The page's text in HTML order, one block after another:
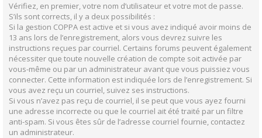
Vérifiez, en premier, votre nom d’utilisateur et votre mot de passe.
S’ils sont corrects, il y a deux possibilités :
Si la gestion COPPA est active et si vous avez indiqué avoir moins de
13 ans lors de l’enregistrement, alors vous devrez suivre les
instructions reçues par courriel. Certains forums peuvent également
nécessiter que toute nouvelle création de compte soit activée par
vous-même ou par un administrateur avant que vous puissiez vous
connecter. Cette information est indiquée lors de l’enregistrement. Si
vous avez reçu un courriel, suivez ses instructions.
Si vous n’avez pas reçu de courriel, il se peut que vous ayez fourni
une adresse incorrecte ou que le courriel ait été traité par un filtre
anti-spam. Si vous êtes sûr de l’adresse courriel fournie, contactez
un administrateur.